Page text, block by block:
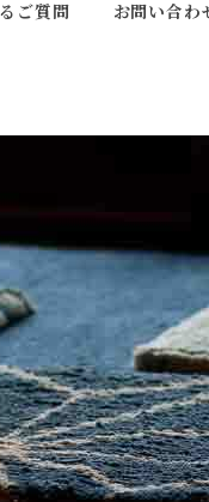
ご質問 お問い合わ